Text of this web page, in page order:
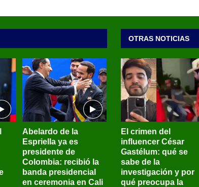
Abelardo de la
Espriella ya es
presidente de
Colombia: recibió la
banda presidencial
en ceremonia en Cali
OTRAS NOTICIAS
El crimen del
influencer César
Gastélum: qué se
sabe de la
investigación y por
qué preocupa la